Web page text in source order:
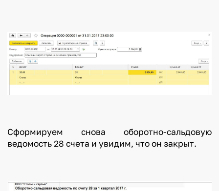
Сформируем снова оборотно-сальдовую
ведомость 28 счета и увидим, что он закрыт.